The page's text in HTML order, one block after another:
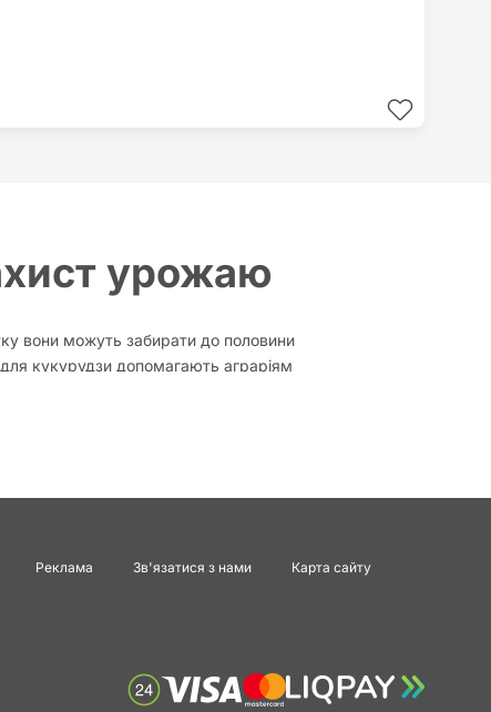
урожаю
вони можуть забирати до половини
кукурудзи допомагають аграріям
у посівах
сходів бур’янів. Другі — знищують
спричинити стрес для культури та
Реклама Зв'язатися з нами Карта сайту